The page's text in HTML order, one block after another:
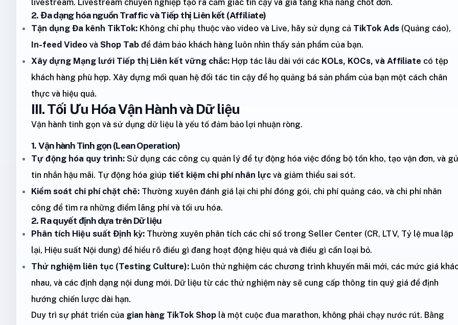
2. Đa dạng hóa nguồn Traffic và Tiếp thị Liên kết (Affiliate)
Tận dụng Đa kênh TikTok: Không chỉ phụ thuộc vào video và Live, hãy sử dụng cả TikTok Ads (Quảng cáo),
In-feed Video và Shop Tab để đảm bảo khách hàng luôn nhìn thấy sản phẩm của bạn.
Xây dựng Mạng lưới Tiếp thị Liên kết vững chắc: Hợp tác lâu dài với các KOLs, KOCs, và Affiliate có tệp
khách hàng phù hợp. Xây dựng mối quan hệ đối tác tin cậy để họ quảng bá sản phẩm của bạn một cách chân
thực và hiệu quả.
III. Tối Ưu Hóa Vận Hành và Dữ liệu
Vận hành tinh gọn và sử dụng dữ liệu là yếu tố đảm bảo lợi nhuận ròng.
1. Vận hành Tinh gọn (Lean Operation)
Tự động hóa quy trình: Sử dụng các công cụ quản lý để tự động hóa việc đồng bộ tồn kho, tạo vận đơn, và
tin nhắn hậu mãi. Tự động hóa giúp tiết kiệm chi phí nhân lực và giảm thiểu sai sót.
Kiểm soát chi phí chặt chẽ: Thường xuyên đánh giá lại chi phí đóng gói, chi phí quảng cáo, và chi phí nhân
công để tìm ra những điểm lãng phí và tối ưu hóa.
2. Ra quyết định dựa trên Dữ liệu
Phân tích Hiệu suất Định kỳ: Thường xuyên phân tích các chỉ số trong Seller Center (CR, LTV, Tỷ lệ mua lặp
lại, Hiệu suất Nội dung) để hiểu rõ điều gì đang hoạt động hiệu quả và điều gì cần loại bỏ.
Thử nghiệm liên tục (Testing Culture): Luôn thử nghiệm các chương trình khuyến mãi mới, các mức giá
nhau, và các định dạng nội dung mới. Dữ liệu từ các thử nghiệm này sẽ cung cấp thông tin quý giá để định
hướng chiến lược dài hạn.
Duy trì sự phát triển của gian hàng TikTok Shop là một cuộc đua marathon, không phải chạy nước rút. Bằng